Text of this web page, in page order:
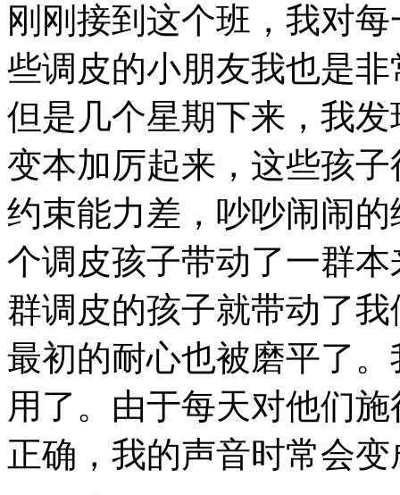
刚刚接到这个班，我对
些调皮的小朋友我也是
但是几个星期下来，我
变本加厉起来，这些孩
约束能力差，吵吵闹闹
个调皮孩子带动了一群
群调皮的孩子就带动了
最初的耐心也被磨平了
用了。由于每天对他们
正确，我的声音时常会